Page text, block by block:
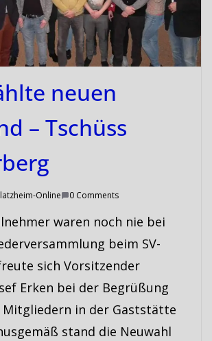
neuen
– Tschüss
Online 0 Comments
waren noch nie bei
beim SV-
sich Vorsitzender
Erken bei der Begrüßung
Mitgliedern in der Gaststätte
stand die Neuwahl